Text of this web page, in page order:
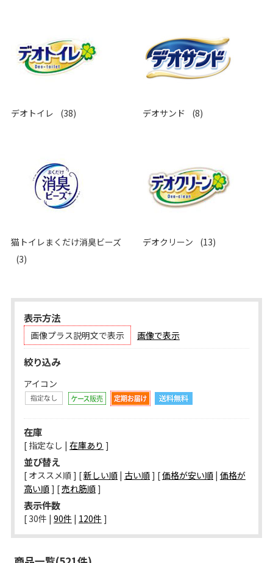
デオトイレ (38) デオサンド (8)
猫トイレまくだけ消臭ビーズ
(3)
デオクリーン (13)
表示方法
画像プラス説明文で表示 画像で表示
絞り込み
アイコン
在庫
[ 指定なし | 在庫あり ]
並び替え
[ オススメ順 ] [新しい順| 古い順] [価格が安い順| 価格が
高い順] [売れ筋順]
表示件数
[ 30件 | 90件 | 120件 ]